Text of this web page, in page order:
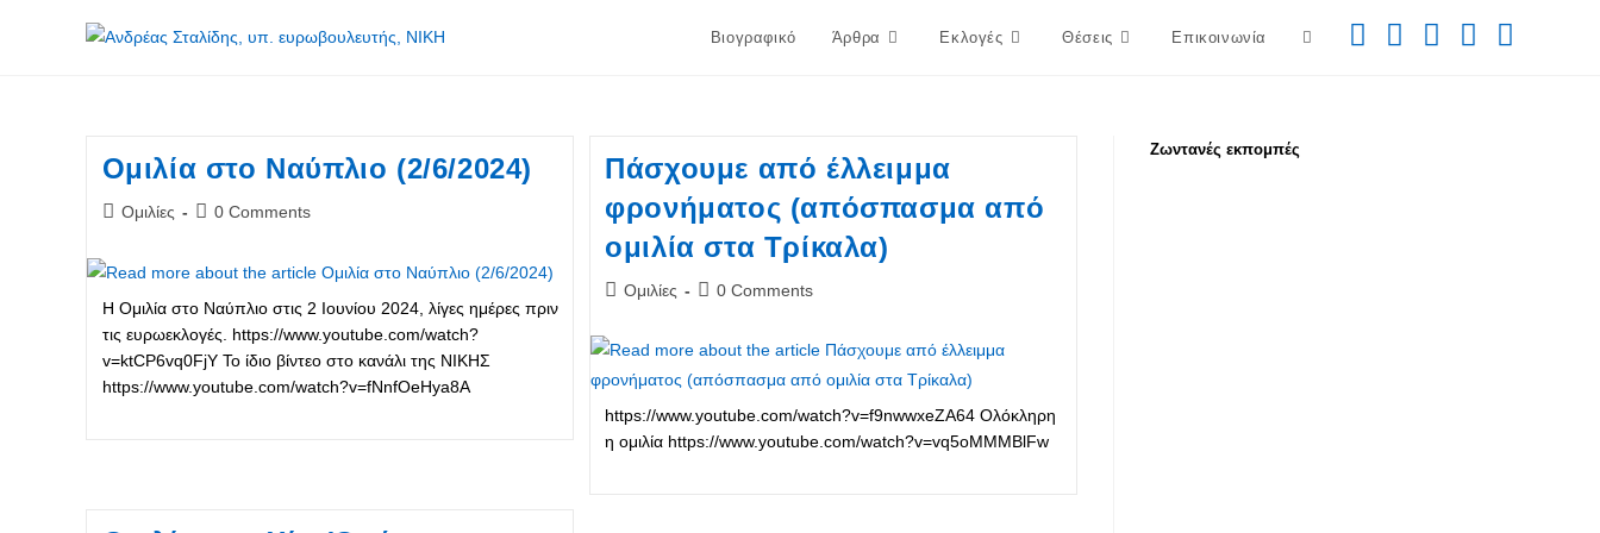
Βιογραφικό Άρθρα Εκλογές Θέσεις Επικοινωνία Toggle
Ομιλία στο Ναύπλιο (2/6/2024)
PostΟμιλίες
Post0 Comments
Η Ομιλία στο Ναύπλιο στις 2 Ιουνίου 2024, λίγες ημέρες πριν
τις ευρωεκλογές. https://www.youtube.com/watch?
v=ktCP6vq0FjY Το ίδιο βίντεο στο κανάλι της ΝΙΚΗΣ
https://www.youtube.com/watch?v=fNnfOeHya8A
Πάσχουμε από έλλειμμα
φρονήματος (απόσπασμα από
ομιλία στα Τρίκαλα)
PostΟμιλίες
Post0 Comments
https://www.youtube.com/watch?v=f9nwwxeZA64 Ολόκληρη
η ομιλία https://www.youtube.com/watch?v=vq5oMMMBlFw
Zωντανές εκπομπές